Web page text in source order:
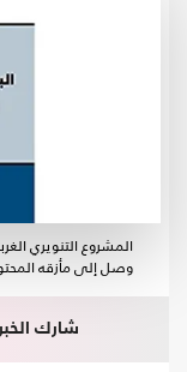
المشروع التنويري
وصل إلى مأزقه
شارك الخبر